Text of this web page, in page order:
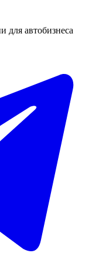
для автобизнеса